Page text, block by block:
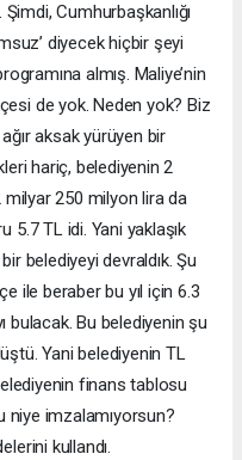
Cumhurbaşkanlığı
diyecek hiçbir şeyi
almış. Maliye’nin
de yok. Neden yok? Biz
aksak yürüyen bir
hariç, belediyenin 2
milyar 250 milyon lira da
5.7 TL idi. Yani yaklaşık
belediyeyi devraldık. Şu
ile beraber bu yıl için 6.3
bulacak. Bu belediyenin şu
Yani belediyenin TL
finans tablosu
niye imzalamıyorsun?
kullandı.